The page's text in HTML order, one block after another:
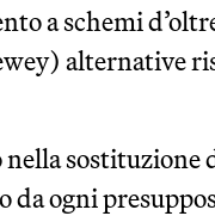
a schemi
alternative
nella
da ogni